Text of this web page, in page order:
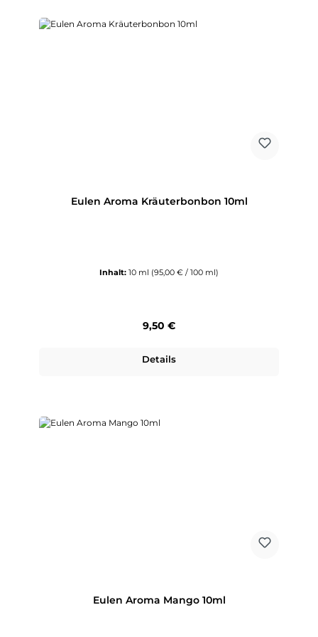
Eulen Aroma Kräuterbonbon 10ml
Inhalt: 10 ml (95,00 € / 100 ml)
Regulärer Preis:
9,50 €
Details
Eulen Aroma Mango 10ml